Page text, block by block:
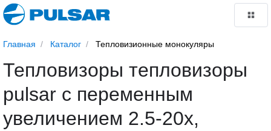
Главная Каталог Тепловизионные монокуляры
Тепловизоры тепловизоры
pulsar с переменным
увеличением 2.5-20х,